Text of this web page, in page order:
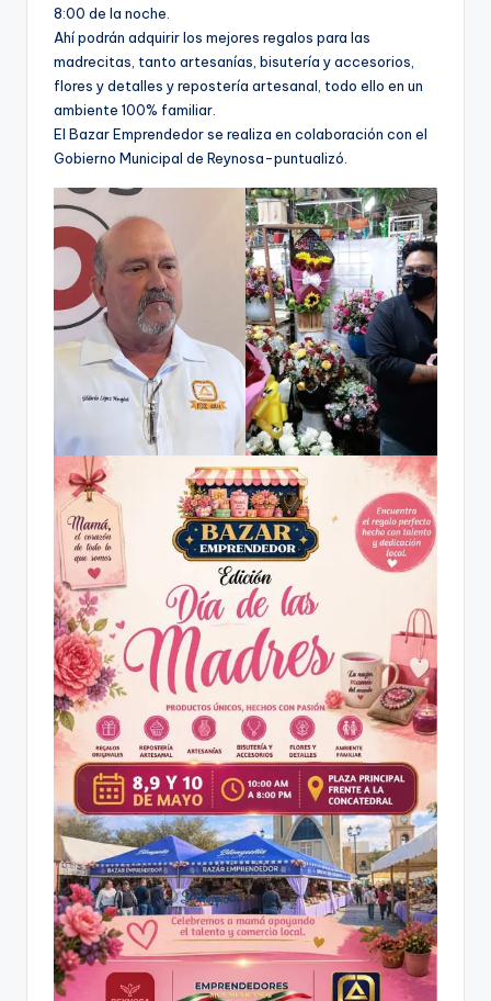
8:00 de la noche.
Ahí podrán adquirir los mejores regalos para las
madrecitas, tanto artesanías, bisutería y accesorios,
flores y detalles y repostería artesanal, todo ello en un
ambiente 100% familiar.
El Bazar Emprendedor se realiza en colaboración con el
Gobierno Municipal de Reynosa-puntualizó.